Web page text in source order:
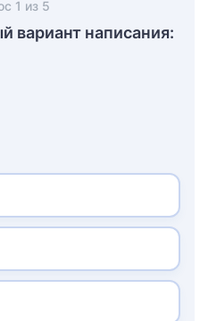
1 из 5
вариант написания: